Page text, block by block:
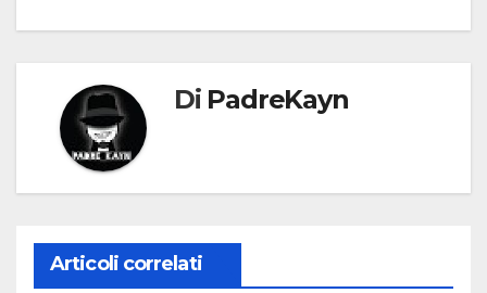
Di PadreKayn
Articoli correlati